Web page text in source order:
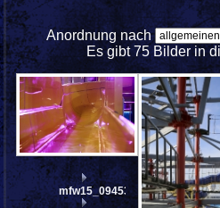
Anordnung nach
Es gibt 75 Bilder in
mfw15_094537